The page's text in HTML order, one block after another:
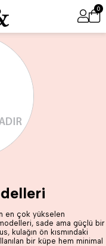
0
en çok yükselen
sade ama güçlü bir
kulağın ön kısmındaki
bir küpe hem minimal